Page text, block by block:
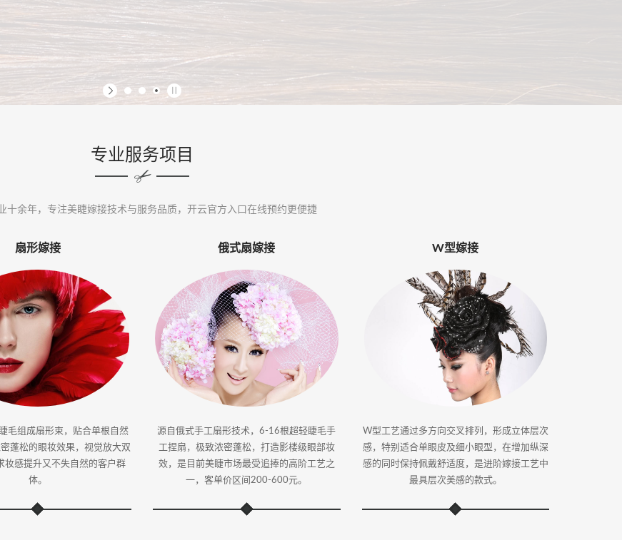
专业服务项目
十余年，专注美睫嫁接技术与服务品质，开云官方入口在线预约更便捷
扇形嫁接
毛组成扇形束，贴合单根自然
蓬松的眼妆效果，视觉放大双
妆感提升又不失自然的客户群
体。
俄式扇嫁接
源自俄式手工扇形技术，6-16根超轻睫毛手
工捏扇，极致浓密蓬松，打造影楼级眼部妆
效，是目前美睫市场最受追捧的高阶工艺之
一，客单价区间200-600元。
W型嫁接
W型工艺通过多方向交叉排列，形成立体层次
感，特别适合单眼皮及细小眼型，在增加纵深
感的同时保持佩戴舒适度，是进阶嫁接工艺中
最具层次美感的款式。